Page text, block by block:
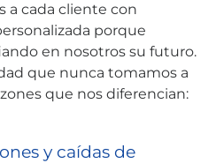
a cada cliente con
porque
en nosotros su futuro.
que nunca tomamos a
que nos diferencian:
y caídas de